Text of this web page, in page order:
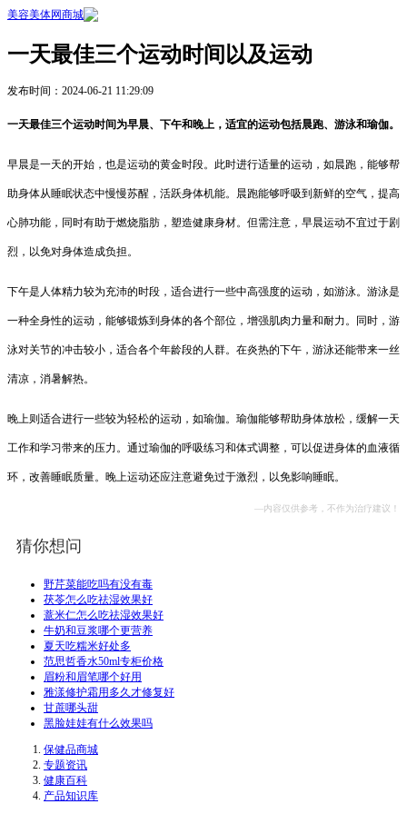
美容美体网商城
一天最佳三个运动时间以及运动
发布时间：2024-06-21 11:29:09
一天最佳三个运动时间为早晨、下午和晚上，适宜的运动包括晨跑、游泳和瑜伽。
早晨是一天的开始，也是运动的黄金时段。此时进行适量的运动，如晨跑，能够帮
助身体从睡眠状态中慢慢苏醒，活跃身体机能。晨跑能够呼吸到新鲜的空气，提高
心肺功能，同时有助于燃烧脂肪，塑造健康身材。但需注意，早晨运动不宜过于剧
烈，以免对身体造成负担。
下午是人体精力较为充沛的时段，适合进行一些中高强度的运动，如游泳。游泳是
一种全身性的运动，能够锻炼到身体的各个部位，增强肌肉力量和耐力。同时，游
泳对关节的冲击较小，适合各个年龄段的人群。在炎热的下午，游泳还能带来一丝
清凉，消暑解热。
晚上则适合进行一些较为轻松的运动，如瑜伽。瑜伽能够帮助身体放松，缓解一天
工作和学习带来的压力。通过瑜伽的呼吸练习和体式调整，可以促进身体的血液循
环，改善睡眠质量。晚上运动还应注意避免过于激烈，以免影响睡眠。
—内容仅供参考，不作为治疗建议！
猜你想问
野芹菜能吃吗有没有毒
茯苓怎么吃祛湿效果好
薏米仁怎么吃祛湿效果好
牛奶和豆浆哪个更营养
夏天吃糯米好处多
范思哲香水50ml专柜价格
眉粉和眉笔哪个好用
雅漾修护霜用多久才修复好
甘蔗哪头甜
黑脸娃娃有什么效果吗
保健品商城
专题资讯
健康百科
产品知识库